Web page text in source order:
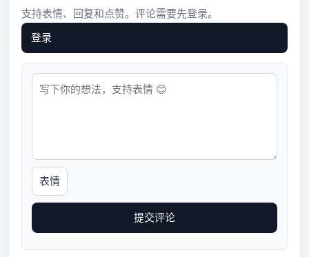
支持表情、回复和点赞。评论需要先登录。
登录
表情
提交评论